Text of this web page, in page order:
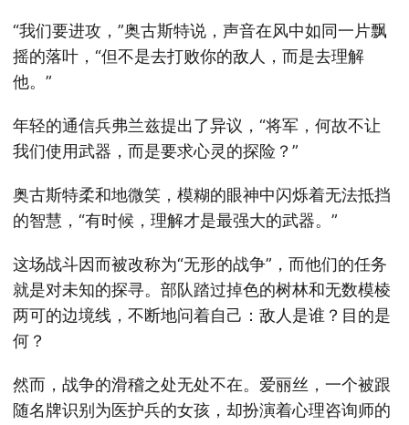
“我们要进攻，”奥古斯特说，声音在风中如同一片飘
摇的落叶，“但不是去打败你的敌人，而是去理解
他。”
年轻的通信兵弗兰兹提出了异议，“将军，何故不让
我们使用武器，而是要求心灵的探险？”
奥古斯特柔和地微笑，模糊的眼神中闪烁着无法抵挡
的智慧，“有时候，理解才是最强大的武器。”
这场战斗因而被改称为“无形的战争”，而他们的任务
就是对未知的探寻。部队踏过掉色的树林和无数模棱
两可的边境线，不断地问着自己：敌人是谁？目的是
何？
然而，战争的滑稽之处无处不在。爱丽丝，一个被跟
随名牌识别为医护兵的女孩，却扮演着心理咨询师的